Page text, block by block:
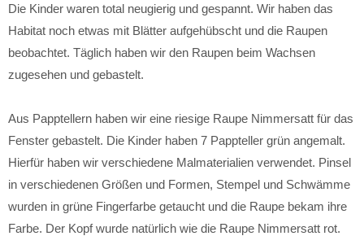
Die Kinder waren total neugierig und gespannt. Wir haben das
Habitat noch etwas mit Blätter aufgehübscht und die Raupen
beobachtet. Täglich haben wir den Raupen beim Wachsen
zugesehen und gebastelt.
Aus Papptellern haben wir eine riesige Raupe Nimmersatt für das
Fenster gebastelt. Die Kinder haben 7 Pappteller grün angemalt.
Hierfür haben wir verschiedene Malmaterialien verwendet. Pinsel
in verschiedenen Größen und Formen, Stempel und Schwämme
wurden in grüne Fingerfarbe getaucht und die Raupe bekam ihre
Farbe. Der Kopf wurde natürlich wie die Raupe Nimmersatt rot.